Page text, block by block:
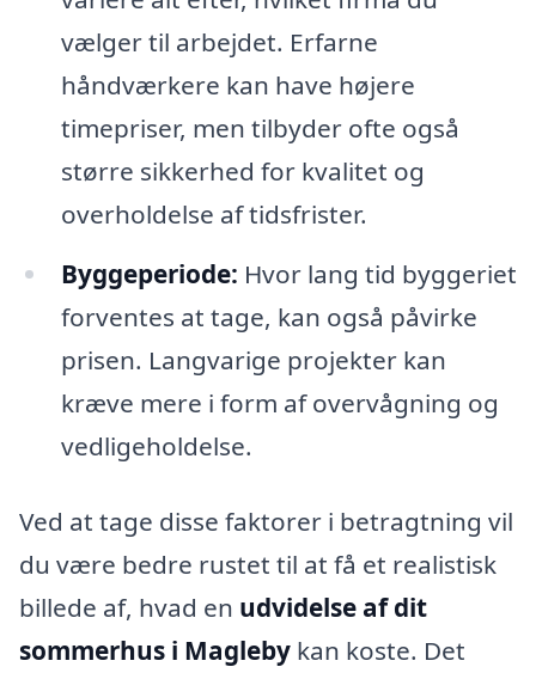
vælger til arbejdet. Erfarne
håndværkere kan have højere
timepriser, men tilbyder ofte også
større sikkerhed for kvalitet og
overholdelse af tidsfrister.
Byggeperiode: Hvor lang tid byggeriet
forventes at tage, kan også påvirke
prisen. Langvarige projekter kan
kræve mere i form af overvågning og
vedligeholdelse.
Ved at tage disse faktorer i betragtning vil
du være bedre rustet til at få et realistisk
billede af, hvad en udvidelse af dit
sommerhus i Magleby kan koste. Det